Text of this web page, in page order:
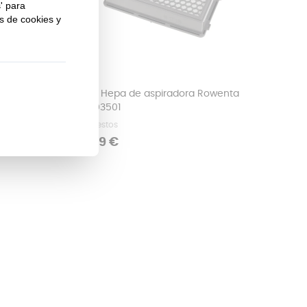
Filtro Hepa de aspiradora Rowenta
ZR903501
Repuestos
Precio
12,99 €